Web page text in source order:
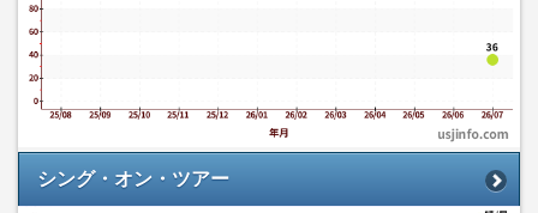
シング・オン・ツアー